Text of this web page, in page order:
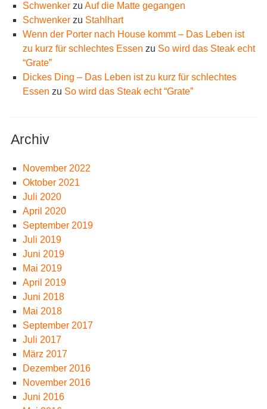
Schwenkerzu Auf die Matte gegangen
Schwenkerzu Stahlhart
Wenn der Porter nach House kommt – Das Leben ist
zu kurz für schlechtes Essen zu So wird das Steak echt
“Grate”
Dickes Ding – Das Leben ist zu kurz für schlechtes
Essen zu So wird das Steak echt “Grate”
Archiv
November 2022
Oktober 2021
Juli 2020
April 2020
September 2019
Juli 2019
Juni 2019
Mai 2019
April 2019
Juni 2018
Mai 2018
September 2017
Juli 2017
März 2017
Dezember 2016
November 2016
Juni 2016